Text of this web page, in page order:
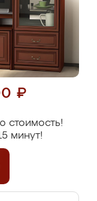
₽
стоимость!
минут!